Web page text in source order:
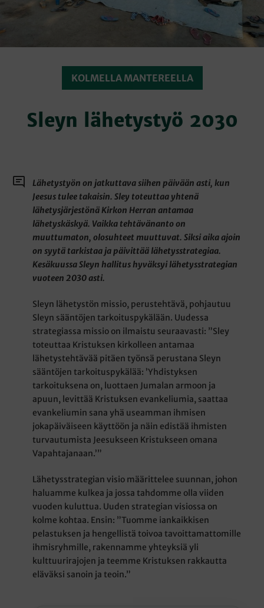
KOLMELLA MANTEREELLA
Sleyn lähetystyö 2030
Lähetystyön on jatkuttava siihen päivään asti, kun
Jeesus tulee takaisin. Sley toteuttaa yhtenä
lähetysjärjestönä Kirkon Herran antamaa
lähetyskäskyä. Vaikka tehtävänanto on
muuttumaton, olosuhteet muuttuvat. Siksi aika ajoin
on syytä tarkistaa ja päivittää lähetysstrategiaa.
Kesäkuussa Sleyn hallitus hyväksyi lähetysstrategian
vuoteen 2030 asti.
Sleyn lähetystön missio, perustehtävä, pohjautuu
Sleyn sääntöjen tarkoituspykälään. Uudessa
strategiassa missio on ilmaistu seuraavasti: ”Sley
toteuttaa Kristuksen kirkolleen antamaa
lähetystehtävää pitäen työnsä perustana Sleyn
sääntöjen tarkoituspykälää: ’Yhdistyksen
tarkoituksena on, luottaen Jumalan armoon ja
apuun, levittää Kristuksen evankeliumia, saattaa
evankeliumin sana yhä useamman ihmisen
jokapäiväiseen käyttöön ja näin edistää ihmisten
turvautumista Jeesukseen Kristukseen omana
Vapahtajanaan.’”
Lähetysstrategian visio määrittelee suunnan, johon
haluamme kulkea ja jossa tahdomme olla viiden
vuoden kuluttua. Uuden strategian visiossa on
kolme kohtaa. Ensin: ”Tuomme iankaikkisen
pelastuksen ja hengellistä toivoa tavoittamattomille
ihmisryhmille, rakennamme yhteyksiä yli
kulttuurirajojen ja teemme Kristuksen rakkautta
eläväksi sanoin ja teoin.”